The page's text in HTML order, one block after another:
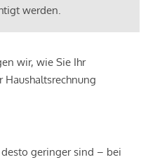
werden.
wir, wie Sie Ihr
desto geringer sind – bei